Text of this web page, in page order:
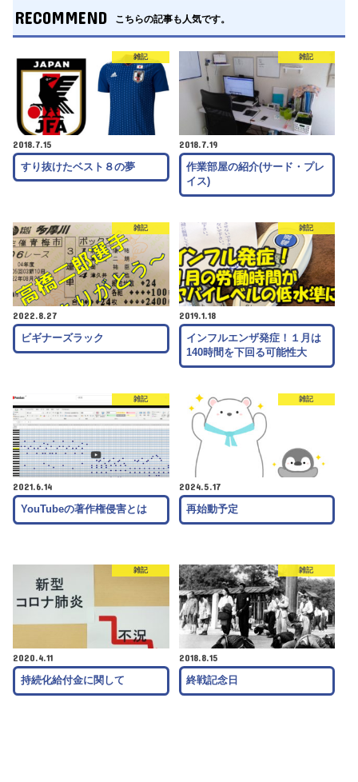
RECOMMEND こちらの記事も人気です。
雑記
2018.7.15
すり抜けたベスト８の夢
雑記
2018.7.19
作業部屋の紹介(サード・プレ
イス)
雑記
2022.8.27
ビギナーズラック
雑記
2019.1.18
インフルエンザ発症！１月は
140時間を下回る可能性大
雑記
2021.6.14
YouTubeの著作権侵害とは
雑記
2024.5.17
再始動予定
雑記
2020.4.11
持続化給付金に関して
雑記
2018.8.15
終戦記念日